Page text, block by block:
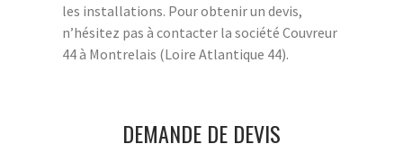
les installations. Pour obtenir un devis,
n’hésitez pas à contacter la société Couvreur
44 à Montrelais (Loire Atlantique 44).
DEMANDE DE DEVIS